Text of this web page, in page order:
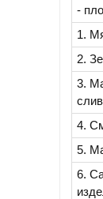
-
1.
2.
3.
4.
5.
6.